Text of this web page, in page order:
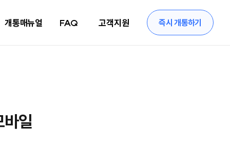
개통매뉴얼 FAQ 고객지원 즉시 개통하기
바일